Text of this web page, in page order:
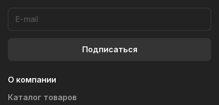
Подписаться
О компании
Каталог товаров